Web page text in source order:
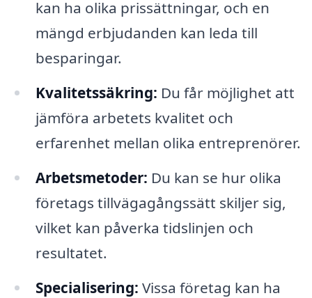
kan ha olika prissättningar, och en
mängd erbjudanden kan leda till
besparingar.
Kvalitetssäkring: Du får möjlighet att
jämföra arbetets kvalitet och
erfarenhet mellan olika entreprenörer.
Arbetsmetoder: Du kan se hur olika
företags tillvägagångssätt skiljer sig,
vilket kan påverka tidslinjen och
resultatet.
Specialisering: Vissa företag kan ha